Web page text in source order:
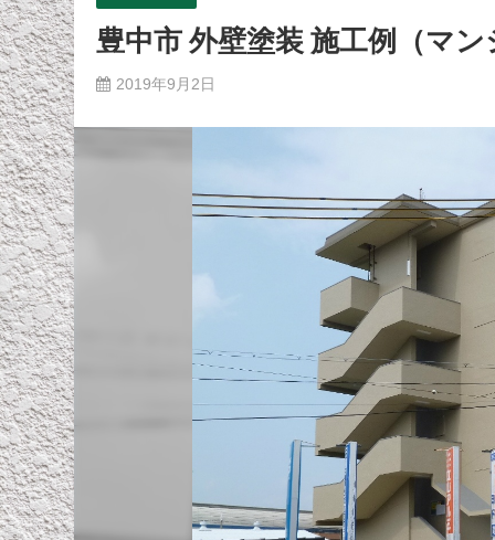
豊中市 外壁塗装 施工例（マ
2019年9月2日